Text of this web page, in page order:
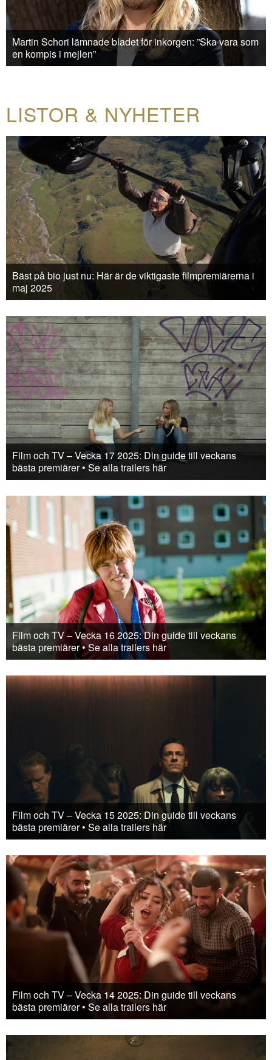
Martin Schori lämnade bladet för inkorgen: ”Ska vara som
en kompis i mejlen”
LISTOR & NYHETER
Bäst på bio just nu: Här är de viktigaste filmpremiärerna i
maj 2025
Film och TV – Vecka 17 2025: Din guide till veckans
bästa premiärer • Se alla trailers här
Film och TV – Vecka 16 2025: Din guide till veckans
bästa premiärer • Se alla trailers här
Film och TV – Vecka 15 2025: Din guide till veckans
bästa premiärer • Se alla trailers här
Film och TV – Vecka 14 2025: Din guide till veckans
bästa premiärer • Se alla trailers här